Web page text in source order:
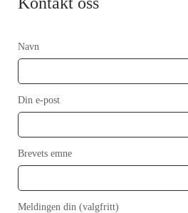
Navn
Din e-post
Brevets emne
Meldingen din (valgfritt)